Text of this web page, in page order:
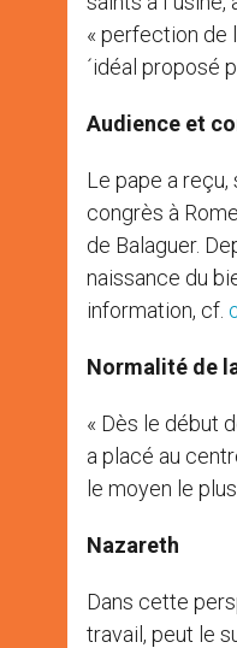
« perfection de
´idéal proposé
Audience et
Le pape a reçu,
congrès à
de Balaguer.
naissance du
information, cf.
Normalité de
« Dès le début
a placé au
le moyen le
Nazareth
Dans cette
travail, peut le